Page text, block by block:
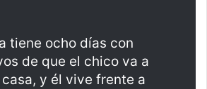
tiene ocho días con
de que el chico va a
y él vive frente a